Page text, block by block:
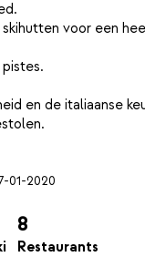
voor een
en de italiaanse
01-2020
8
Restaurants